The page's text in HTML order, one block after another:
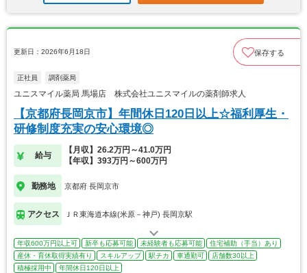
更新日：2026年6月18日 保存する
正社員 調剤薬局
ユニスマイル薬局 馬場店 株式会社ユニスマイルの薬剤師求人
【京都府長岡京市】年間休日120日以上☆福利厚生・
研修制度充実の安心環境◎
給与
【月収】26.2万円～41.0万円
【年収】393万円～600万円
勤務地 京都府 長岡京市
アクセス ＪＲ東海道本線(米原－神戸) 長岡京駅
年収600万円以上可 新卒も応募可能 未経験者も応募可能
住宅補助（手当）あり
産休・育休取得実績有り
スキルアップ 駅チカ 車通勤可
店舗数30以上
積極採用中
年間休日120日以上